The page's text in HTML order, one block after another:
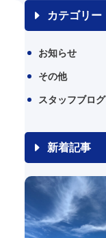
カテゴリー
お知らせ
その他
スタッフブログ
新着記事